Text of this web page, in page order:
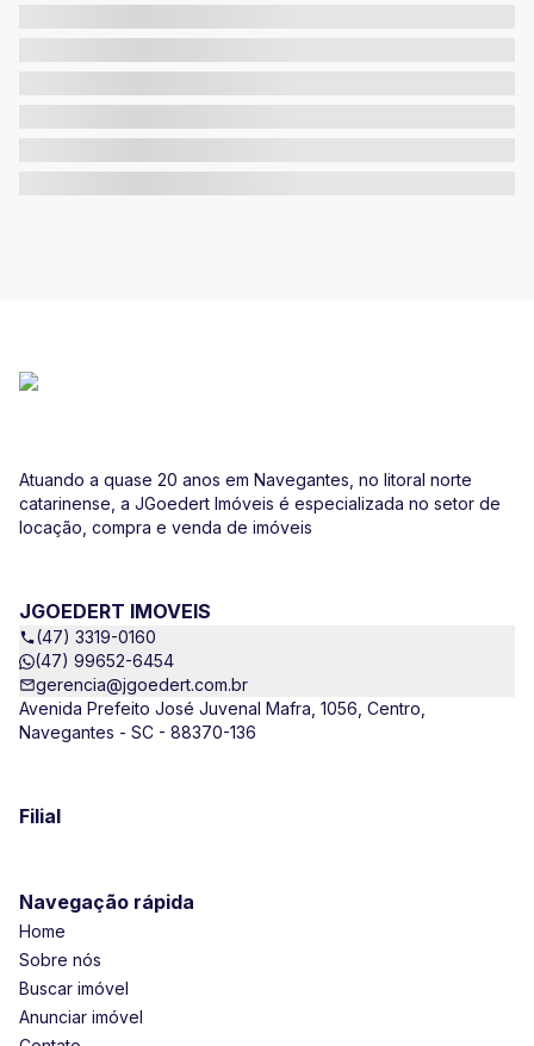
Atuando a quase 20 anos em Navegantes, no litoral norte
catarinense, a JGoedert Imóveis é especializada no setor de
locação, compra e venda de imóveis
JGOEDERT IMOVEIS
(47) 3319-0160
(47) 99652-6454
gerencia@jgoedert.com.br
Avenida Prefeito José Juvenal Mafra, 1056, Centro,
Navegantes - SC - 88370-136
Filial
Navegação rápida
Home
Sobre nós
Buscar imóvel
Anunciar imóvel